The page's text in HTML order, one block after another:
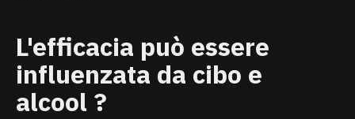
L'efficacia può essere
influenzata da cibo e
alcool ?